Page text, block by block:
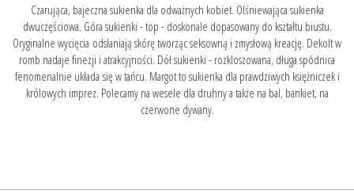
Czarująca, bajeczna sukienka dla odważnych kobiet. Olśniewająca sukienka
dwuczęściowa. Góra sukienki - top - doskonale dopasowany do kształtu biustu.
Oryginalne wycięcia odsłaniają skórę tworząc seksowną i zmysłową kreację. Dekolt w
romb nadaje finezji i atrakcyjności. Dół sukienki - rozkloszowana, długa spódnica
fenomenalnie układa się w tańcu. Margot to sukienka dla prawdziwych księżniczek i
królowych imprez. Polecamy na wesele dla druhny a także na bal, bankiet, na
czerwone dywany.